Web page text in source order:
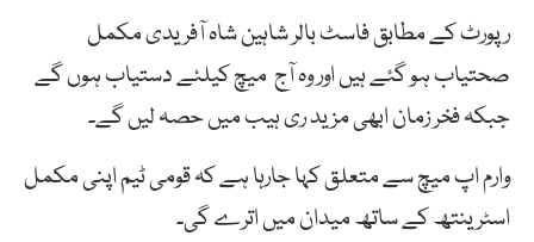
رپورٹ کے مطابق فاسٹبالرشاہینشاہآفریدیمکمل
صحتیاب ہو گئے ہیں اور وہ آج میچکیلئےدستیابہوںگے
جبکہفخرزمانابھیمزیدریہیبمیںحصہلیںگے۔
وارم اپ میچ سے متعلق کہا جارہا ہے کہ قومی ٹیم اپنی مکمل
اسٹرینتھ کے ساتھ میدان میں اترے گی۔